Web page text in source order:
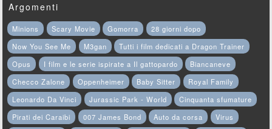
Argomenti
Minions Scary Movie Gomorra
28 giorni dopo
Now You See Me
M3gan
Tutti i film dedicati a Dragon Trainer
Opus
I film e le serie ispirate a Il gattopardo
Biancaneve
Checco Zalone
Oppenheimer Baby Sitter
Royal Family
Leonardo Da Vinci
Jurassic Park - World
Cinquanta sfumature
Pirati dei Caraibi
007 James Bond Auto da corsa
Virus